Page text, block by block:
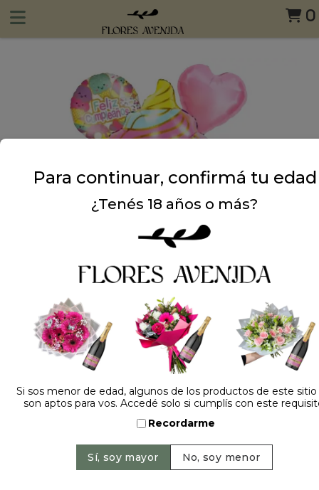
0
Dejá tu opinión
NOMBRE
Para continuar, confirmá tu edad
¿Tenés 18 años o más?
Si sos menor de edad, algunos de los productos de este
son aptos para vos. Accedé solo si cumplís con este
Recordarme